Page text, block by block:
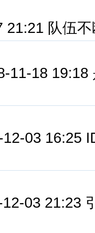
21:21 队伍
11-18
03 16:25
03 21:23